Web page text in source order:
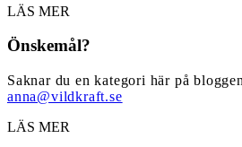
LÄS MER
Önskemål?
Saknar du en kategori här på
anna@vildkraft.se
LÄS MER